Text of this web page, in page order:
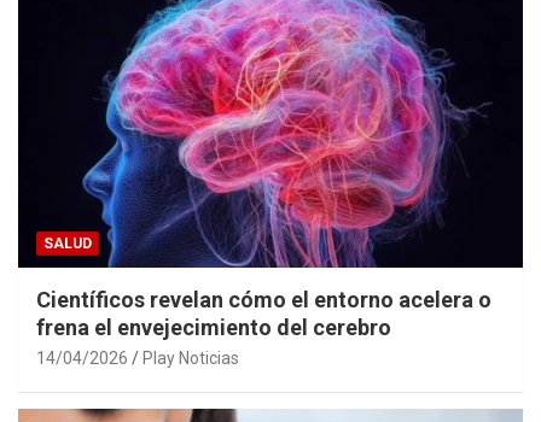
SALUD
Científicos revelan cómo el entorno acelera o
frena el envejecimiento del cerebro
14/04/2026 Play Noticias